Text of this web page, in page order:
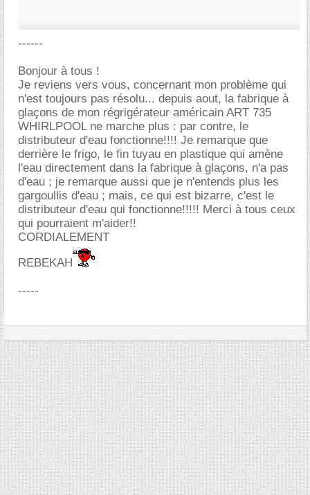
------
Bonjour à tous !
Je reviens vers vous, concernant mon problème qui
n'est toujours pas résolu... depuis aout, la fabrique à
glaçons de mon régrigérateur américain ART 735
WHIRLPOOL ne marche plus : par contre, le
distributeur d'eau fonctionne!!!! Je remarque que
derrière le frigo, le fin tuyau en plastique qui amène
l'eau directement dans la fabrique à glaçons, n'a pas
d'eau ; je remarque aussi que je n'entends plus les
gargoullis d'eau ; mais, ce qui est bizarre, c'est le
distributeur d'eau qui fonctionne!!!!! Merci à tous ceux
qui pourraient m'aider!!
CORDIALEMENT
REBEKAH
-----